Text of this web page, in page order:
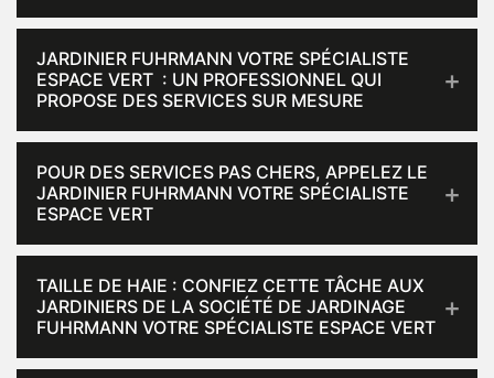
JARDINIER FUHRMANN VOTRE SPÉCIALISTE
ESPACE VERT : UN PROFESSIONNEL QUI
PROPOSE DES SERVICES SUR MESURE
POUR DES SERVICES PAS CHERS, APPELEZ LE
JARDINIER FUHRMANN VOTRE SPÉCIALISTE
ESPACE VERT
TAILLE DE HAIE : CONFIEZ CETTE TÂCHE AUX
JARDINIERS DE LA SOCIÉTÉ DE JARDINAGE
FUHRMANN VOTRE SPÉCIALISTE ESPACE VERT